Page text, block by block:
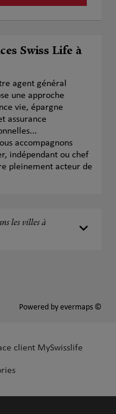
Swiss Life à
agent général
une approche
vie, épargne
assurance
accompagnons
indépendant ou chef
pleinement acteur de
les villes à
Powered by evermaps ©
client MySwisslife